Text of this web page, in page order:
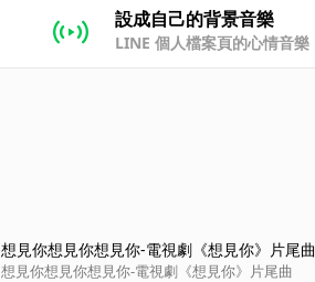
設成自己的背景音樂
LINE 個人檔案頁的心情音樂
想見你想見你想見你-電視劇《想見你》片尾曲
想見你想見你想見你-電視劇《想見你》片尾曲